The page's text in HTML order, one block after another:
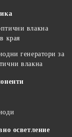
влакна
края
генератори за
влакна
осветление